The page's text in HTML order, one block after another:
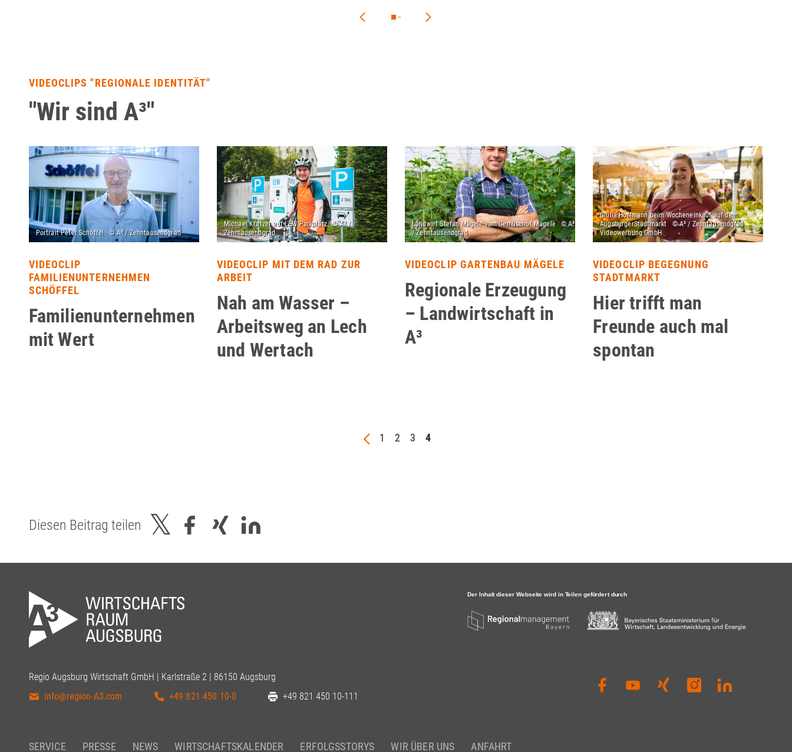
VIDEOCLIPS "REGIONALE IDENTITÄT"
"Wir sind A³"
VIDEOCLIP
FAMILIENUNTERNEHMEN
SCHÖFFEL
Familienunternehmen
mit Wert
VIDEOCLIP MIT DEM RAD ZUR
ARBEIT
Nah am Wasser –
Arbeitsweg an Lech
und Wertach
VIDEOCLIP GARTENBAU MÄGELE
Regionale Erzeugung
– Landwirtschaft in
A³
VIDEOCLIP BEGEGNUNG
STADTMARKT
Hier trifft man
Freunde auch mal
spontan
1 2 3 4
Diesen Beitrag teilen
Regio Augsburg Wirtschaft GmbH | Karlstraße 2 | 86150 Augsburg
info@region-A3.com
+49 821 450 10-0 +49 821 450 10-111
SERVICE PRESSE NEWS WIRTSCHAFTSKALENDER ERFOLGSSTORYS WIR ÜBER UNS ANFAHRT